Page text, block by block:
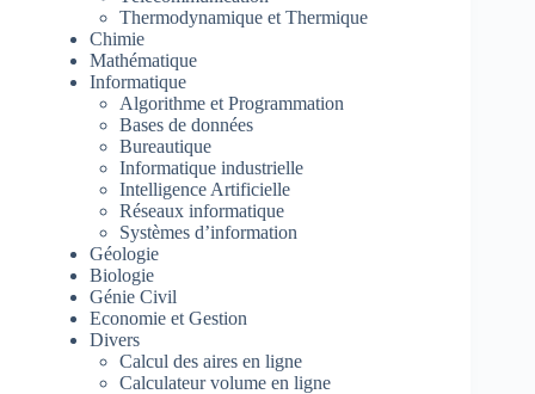
Thermodynamique et Thermique
Chimie
Mathématique
Informatique
Algorithme et Programmation
Bases de données
Bureautique
Informatique industrielle
Intelligence Artificielle
Réseaux informatique
Systèmes d’information
Géologie
Biologie
Génie Civil
Economie et Gestion
Divers
Calcul des aires en ligne
Calculateur volume en ligne